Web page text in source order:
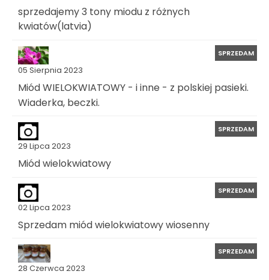
sprzedajemy 3 tony miodu z różnych
kwiatów(latvia)
05 Sierpnia 2023
SPRZEDAM
Miód WIELOKWIATOWY - i inne - z polskiej pasieki.
Wiaderka, beczki.
29 Lipca 2023
SPRZEDAM
Miód wielokwiatowy
02 Lipca 2023
SPRZEDAM
Sprzedam miód wielokwiatowy wiosenny
28 Czerwca 2023
SPRZEDAM